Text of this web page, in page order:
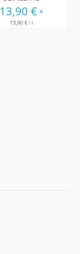
13,90 €
13,90 €/ l